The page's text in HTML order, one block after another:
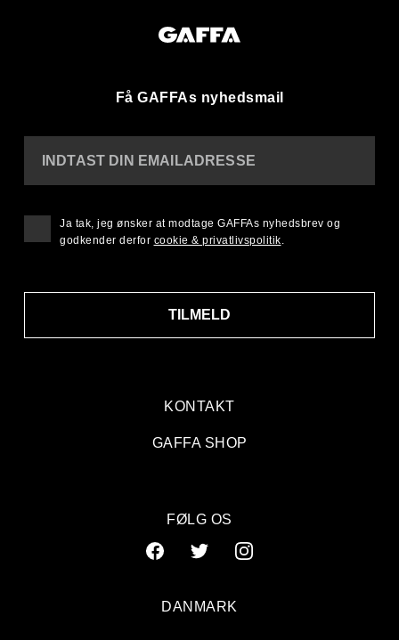
Få GAFFAs nyhedsmail
KONTAKT
GAFFA SHOP
INDTAST DIN EMAILADRESSE
TILMELD
Ja tak, jeg ønsker at modtage GAFFAs nyhedsbrev og
godkender derfor cookie & privatlivspolitik.
FØLG OS
DANMARK